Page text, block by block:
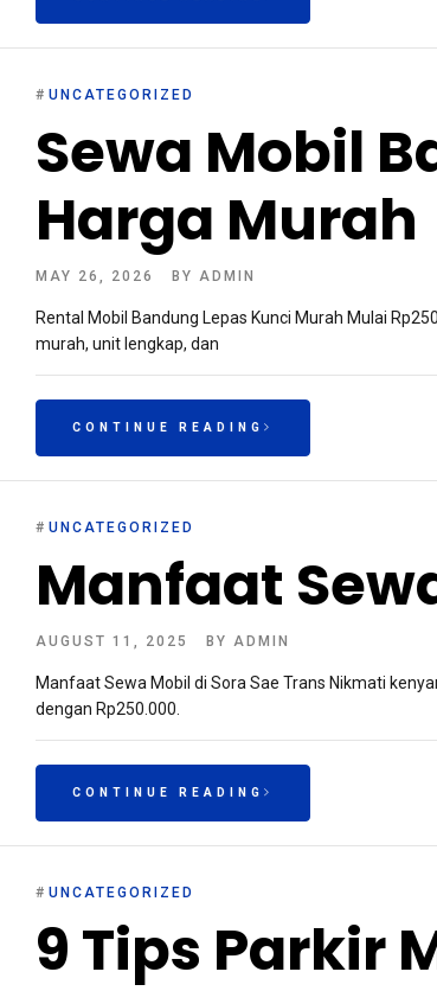
# UNCATEGORIZED
Sewa Mobil
Harga Murah
MAY 26, 2026 BY ADMIN
Rental Mobil Bandung Lepas Kunci Murah Mulai
murah, unit lengkap, dan
CONTINUE READING
# UNCATEGORIZED
Manfaat
AUGUST 11, 2025 BY ADMIN
Manfaat Sewa Mobil di Sora Sae Trans Nikmati
dengan Rp250.000.
CONTINUE READING
# UNCATEGORIZED
9 Tips Parkir